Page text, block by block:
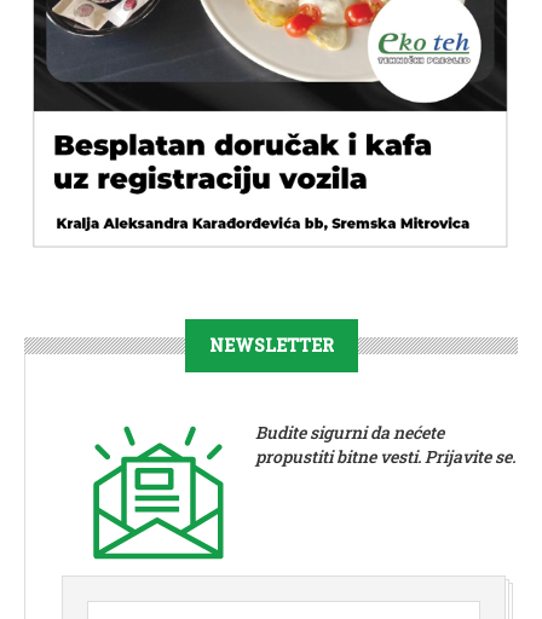
NEWSLETTER
Budite sigurni da nećete
propustiti bitne vesti. Prijavite se.